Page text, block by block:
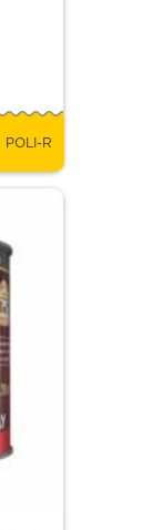
POLI-R